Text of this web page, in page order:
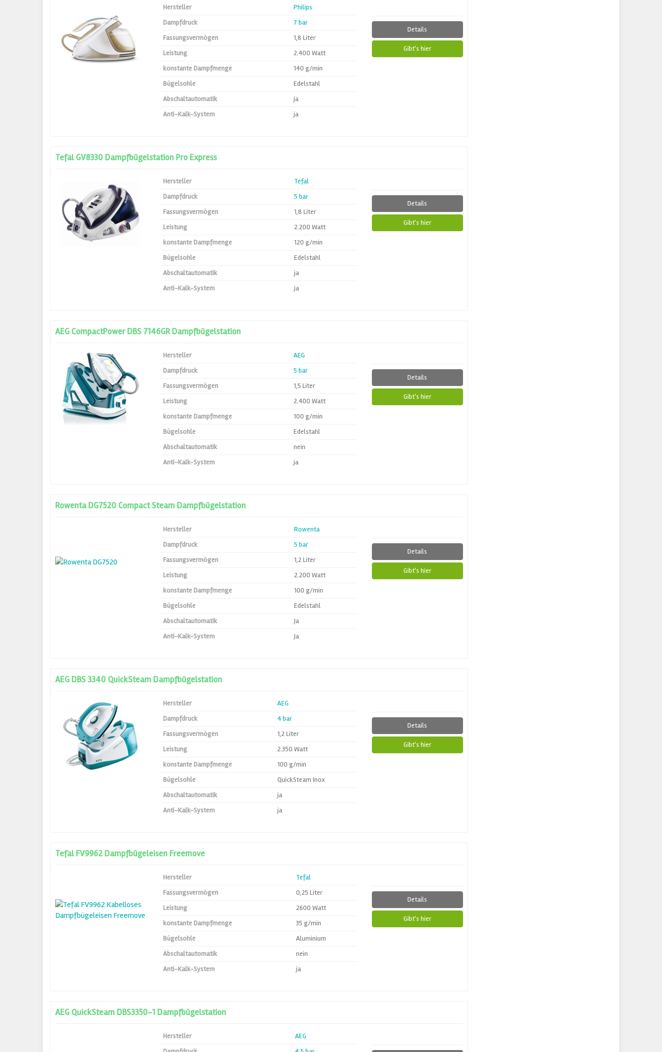
Details
Gibt's hier
Hersteller
Philips
Dampfdruck
7 bar
Fassungsvermögen
1,8 Liter
Leistung
2.400 Watt
konstante Dampfmenge
140 g/min
Bügelsohle
Edelstahl
Abschaltautomatik
ja
Anti-Kalk-System
ja
Tefal GV8330 Dampfbügelstation Pro Express
Details
Gibt's hier
Hersteller
Tefal
Dampfdruck
5 bar
Fassungsvermögen
1,8 Liter
Leistung
2.200 Watt
konstante Dampfmenge
120 g/min
Bügelsohle
Edelstahl
Abschaltautomatik
ja
Anti-Kalk-System
ja
AEG CompactPower DBS 7146GR Dampfbügelstation
Details
Gibt's hier
Hersteller
AEG
Dampfdruck
5 bar
Fassungsvermögen
1,5 Liter
Leistung
2.400 Watt
konstante Dampfmenge
100 g/min
Bügelsohle
Edelstahl
Abschaltautomatik
nein
Anti-Kalk-System
ja
Rowenta DG7520 Compact Steam Dampfbügelstation
Details
Gibt's hier
Hersteller
Rowenta
Dampfdruck
5 bar
Fassungsvermögen
1,2 Liter
Leistung
2.200 Watt
konstante Dampfmenge
100 g/min
Bügelsohle
Edelstahl
Abschaltautomatik
Ja
Anti-Kalk-System
Ja
AEG DBS 3340 QuickSteam Dampfbügelstation
Details
Gibt's hier
Hersteller
AEG
Dampfdruck
4 bar
Fassungsvermögen
1,2 Liter
Leistung
2.350 Watt
konstante Dampfmenge
100 g/min
Bügelsohle
QuickSteam Inox
Abschaltautomatik
ja
Anti-Kalk-System
ja
Tefal FV9962 Dampfbügeleisen Freemove
Details
Gibt's hier
Hersteller
Tefal
Fassungsvermögen
0,25 Liter
Leistung
2600 Watt
konstante Dampfmenge
35 g/min
Bügelsohle
Aluminium
Abschaltautomatik
nein
Anti-Kalk-System
ja
AEG QuickSteam DBS3350-1 Dampfbügelstation
Hersteller
AEG